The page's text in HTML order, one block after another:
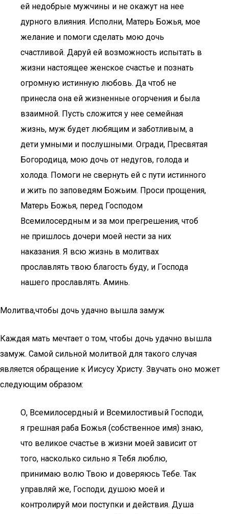
ей недобрые мужчины и не окажут на нее
дурного влияния. Исполни, Матерь Божья, мое
желание и помоги сделать мою дочь
счастливой. Даруй ей возможность испытать в
жизни настоящее женское счастье и познать
огромную истинную любовь. Да чтоб не
принесла она ей жизненные огорчения и была
взаимной. Пусть сложится у нее семейная
жизнь, муж будет любящим и заботливым, а
дети умными и послушными. Огради, Пресвятая
Богородица, мою дочь от недугов, голода и
холода. Помоги не свернуть ей с пути истинного
и жить по заповедям Божьим. Проси прощения,
Матерь Божья, перед Господом
Всемилосердным и за мои прегрешения, чтоб
не пришлось дочери моей нести за них
наказания. Я всю жизнь в молитвах
прославлять твою благость буду, и Господа
нашего прославлять. Аминь.
Молитва,чтобы дочь удачно вышла замуж
Каждая мать мечтает о том, чтобы дочь удачно вышла
замуж. Самой сильной молитвой для такого случая
является обращение к Иисусу Христу. Звучать оно может
следующим образом:
О, Всемилосердный и Всемилостивый Господи,
я грешная раба Божья (собственное имя) знаю,
что великое счастье в жизни моей зависит от
того, насколько сильно я Тебя люблю,
принимаю волю Твою и доверяюсь Тебе. Так
управляй же, Господи, душою моей и
контролируй мои поступки и действия. Душа